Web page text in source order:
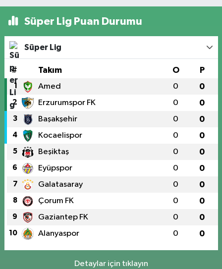
Süper Lig Puan Durumu
Süper Lig
# Takım O P
1 Amed 0 0
2 Erzurumspor FK 0 0
3 Başakşehir 0 0
4 Kocaelispor 0 0
5 Beşiktaş 0 0
6 Eyüpspor 0 0
7 Galatasaray 0 0
8 Çorum FK 0 0
9 Gaziantep FK 0 0
10 Alanyaspor 0 0
Detaylar için tıklayın